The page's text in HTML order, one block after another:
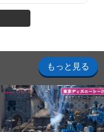
もっと見る